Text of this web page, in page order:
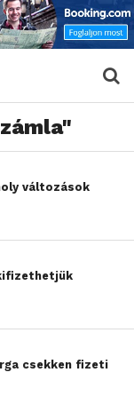
változások
csekken fizeti